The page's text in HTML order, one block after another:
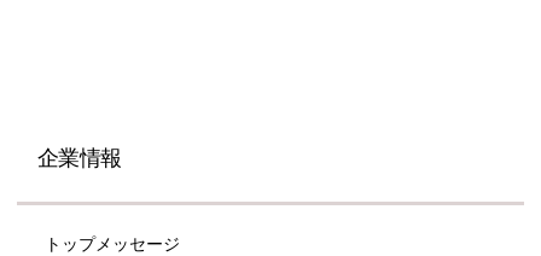
企業情報
トップメッセージ